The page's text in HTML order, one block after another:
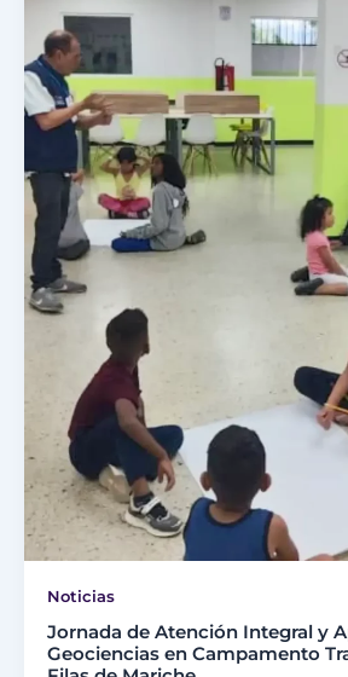
Noticias
Jornada de Atención Integral y
Geociencias en Campamento